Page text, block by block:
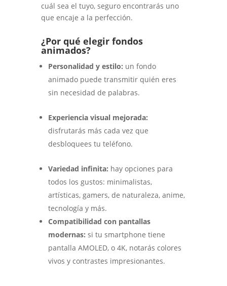
cuál sea el tuyo, seguro encontrarás uno
que encaje a la perfección.
¿Por qué elegir fondos
animados?
Personalidad y estilo: un fondo
animado puede transmitir quién eres
sin necesidad de palabras.
Experiencia visual mejorada:
disfrutarás más cada vez que
desbloquees tu teléfono.
Variedad infinita: hay opciones para
todos los gustos: minimalistas,
artísticas, gamers, de naturaleza, anime,
tecnología y más.
Compatibilidad con pantallas
modernas: si tu smartphone tiene
pantalla AMOLED, o 4K, notarás colores
vivos y contrastes impresionantes.